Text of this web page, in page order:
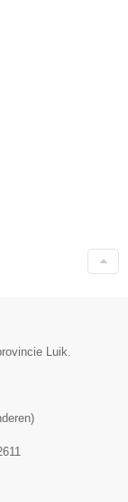
Luik.
)